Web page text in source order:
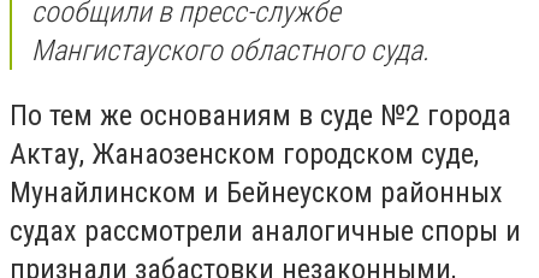
сообщили в пресс-службе
Мангистауского областного суда.
По тем же основаниям в суде №2 города
Актау, Жанаозенском городском суде,
Мунайлинском и Бейнеуском районных
судах рассмотрели аналогичные споры и
признали забастовки незаконными,